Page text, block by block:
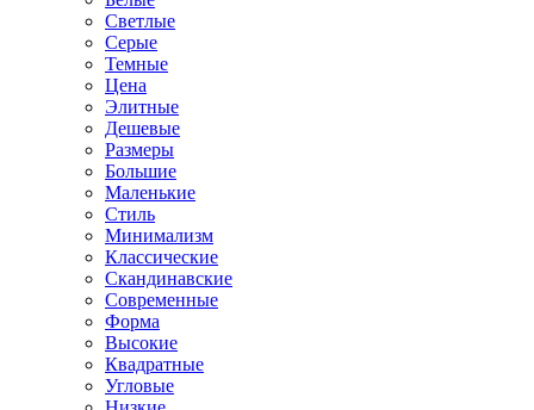
Светлые
Серые
Темные
Цена
Элитные
Дешевые
Размеры
Большие
Маленькие
Стиль
Минимализм
Классические
Скандинавские
Современные
Форма
Высокие
Квадратные
Угловые